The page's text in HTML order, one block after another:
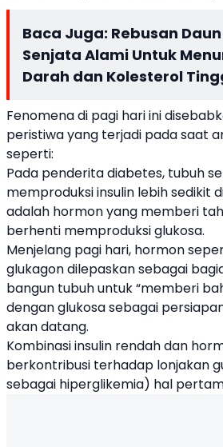
Baca Juga: Rebusan
Senjata Alami Untuk
Darah dan Kolesterol
Fenomena di pagi hari ini
peristiwa yang terjadi pada saat
seperti:
Pada penderita diabetes, tubuh
memproduksi insulin lebih sedikit
adalah hormon yang memberi
berhenti memproduksi glukosa.
Menjelang pagi hari, hormon
glukagon dilepaskan sebagai
bangun tubuh untuk “memberi
dengan glukosa sebagai
akan datang.
Kombinasi insulin rendah dan
berkontribusi terhadap lonjakan
sebagai hiperglikemia) hal